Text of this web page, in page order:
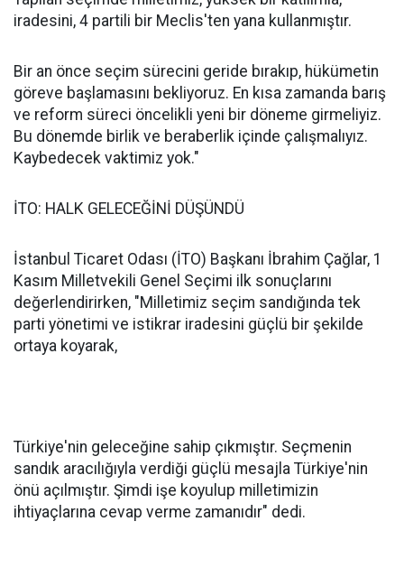
iradesini, 4 partili bir Meclis'ten yana kullanmıştır.
Bir an önce seçim sürecini geride bırakıp, hükümetin
göreve başlamasını bekliyoruz. En kısa zamanda barış
ve reform süreci öncelikli yeni bir döneme girmeliyiz.
Bu dönemde birlik ve beraberlik içinde çalışmalıyız.
Kaybedecek vaktimiz yok."
İTO: HALK GELECEĞİNİ DÜŞÜNDÜ
İstanbul Ticaret Odası (İTO) Başkanı İbrahim Çağlar, 1
Kasım Milletvekili Genel Seçimi ilk sonuçlarını
değerlendirirken, "Milletimiz seçim sandığında tek
parti yönetimi ve istikrar iradesini güçlü bir şekilde
ortaya koyarak,
Türkiye'nin geleceğine sahip çıkmıştır. Seçmenin
sandık aracılığıyla verdiği güçlü mesajla Türkiye'nin
önü açılmıştır. Şimdi işe koyulup milletimizin
ihtiyaçlarına cevap verme zamanıdır" dedi.